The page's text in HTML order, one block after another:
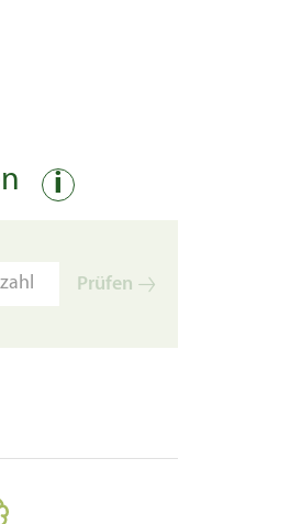
i
Prüfen